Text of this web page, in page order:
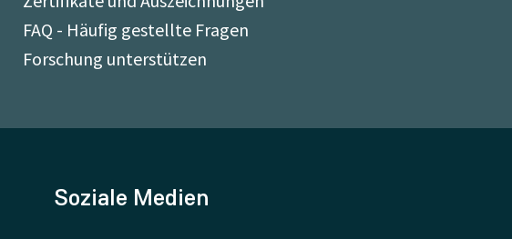
FAQ - Häufig gestellte Fragen
Forschung unterstützen
Soziale Medien